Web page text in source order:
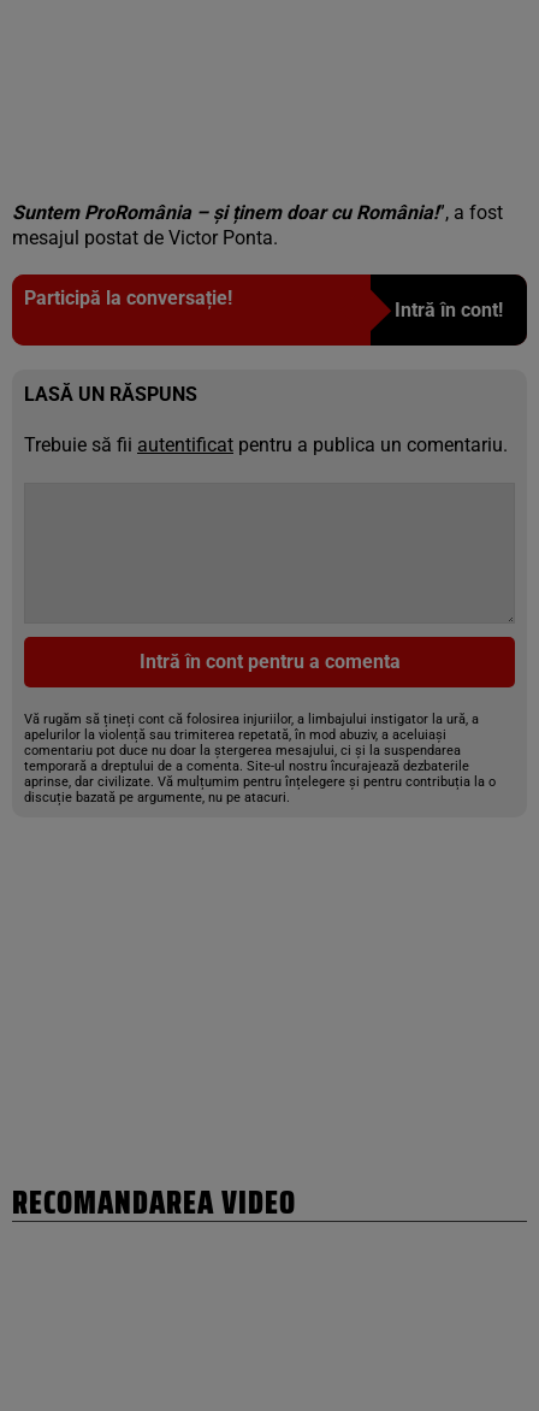
Suntem ProRomânia – și ținem doar cu România!”, a fost
mesajul postat de Victor Ponta.
Participă la conversație!
Intră în cont!
LASĂ UN RĂSPUNS
Trebuie să fii autentificat pentru a publica un comentariu.
Intră în cont pentru a comenta
Vă rugăm să țineți cont că folosirea injuriilor, a limbajului instigator la ură, a
apelurilor la violență sau trimiterea repetată, în mod abuziv, a aceluiași
comentariu pot duce nu doar la ștergerea mesajului, ci și la suspendarea
temporară a dreptului de a comenta. Site-ul nostru încurajează dezbaterile
aprinse, dar civilizate. Vă mulțumim pentru înțelegere și pentru contribuția la o
discuție bazată pe argumente, nu pe atacuri.
RECOMANDAREA VIDEO